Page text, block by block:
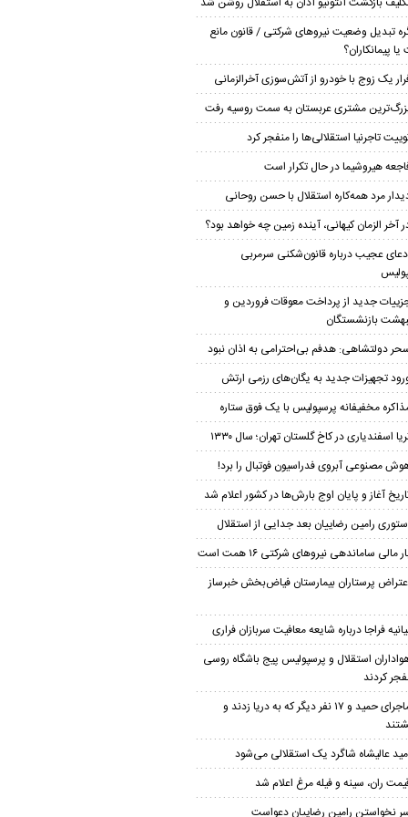
تبدیل وضعیت نیروهای شرکتی / قانون مانع
پیمانکاران؟
یک زوج با خودرو از آتش‌سوزی آخرالزمانی
مشتری عربستان به سمت روسیه رفت
تاجرنیا استقلالی‌ها را منفجر کرد
هیروشیما در حال تکرار است
مرد همه‌کاره استقلال با حسن روحانی
آخر الزمان کیهانی، آینده زمین چه خواهد بود؟
عجیب درباره قانون‌شکنی سرمربی
جدید از پرداخت معوقات فروردین و
بازنشستگان
دولتشاهی: هدفم بی‌احترامی به اذان نبود
تجهیزات جدید به یگان‌های رزمی ارتش
مخفیفانه پرسپولیس با یک فوق ستاره
اسفندیاری در کاخ گلستان تهران؛ سال ۱۳۳۰
مصنوعی آبروی فدراسیون فوتبال را برد!
آغاز و پایان اوج بارش‌ها در کشور اعلام شد
رامین رضاییان بعد جدایی از استقلال
مالی ساماندهی نیروهای شرکتی ۱۶ همت است
پرستاران بیمارستان فیاض‌بخش خبرساز
فراجا درباره شایعه معافیت سربازان فراری
استقلال و پرسپولیس پیج باشگاه روسی
کردند
ماجرای حمید و ۱۷ نفر دیگر که به دریا زدند و
عالیشاه شاگرد یک استقلالی می‌شود
ران، سینه و فیله مرغ اعلام شد
نخواستن رامین رضاییان دعواست